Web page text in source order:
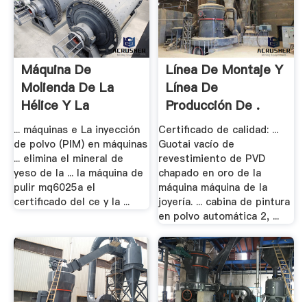
Máquina De
Molienda De La
Hélice Y La
Herramienta
... máquinas e La inyección
de polvo (PIM) en máquinas
... elimina el mineral de
yeso de la ... la máquina de
pulir mq6025a el
certificado del ce y la ...
Línea De Montaje Y
Línea De
Producción De .
Certificado de calidad: ...
Guotai vacío de
revestimiento de PVD
chapado en oro de la
máquina máquina de la
joyería. ... cabina de pintura
en polvo automática 2, ...